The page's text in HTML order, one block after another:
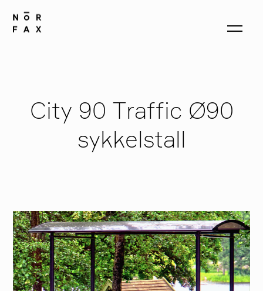
produkter
om oss
City 90 Traffic Ø90
sykkelstall